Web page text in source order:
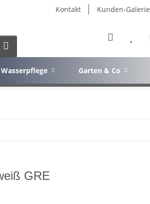
Kontakt Kunden-Galerie
Wasserpflege Garten & Co
GRE